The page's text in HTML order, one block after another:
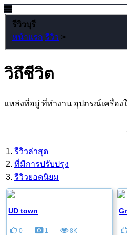
รีวิวบุรี
หน้าแรก รีวิว >
วิถึชีวิต
แหล่งที่อยู่ ที่ทำงาน อุปกรณ์เครื่อง
รีวิวล่าสุด
ที่มีการปรับปรุง
รีวิวยอดนิยม
UD town
0 1 8K